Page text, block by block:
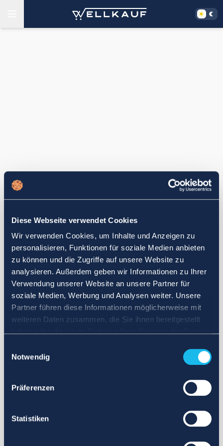
Diese Webseite verwendet Cookies
Wir verwenden Cookies, um Inhalte und Anzeigen zu
personalisieren, Funktionen für soziale Medien anbieten
zu können und die Zugriffe auf unsere Website zu
analysieren. Außerdem geben wir Informationen zu Ihrer
Verwendung unserer Website an unsere Partner für
soziale Medien, Werbung und Analysen weiter. Unsere
Partner führen diese Informationen möglicherweise mit
weiteren Daten zusammen, die Sie ihnen bereitgestellt
Notwendig
Präferenzen
Statistiken